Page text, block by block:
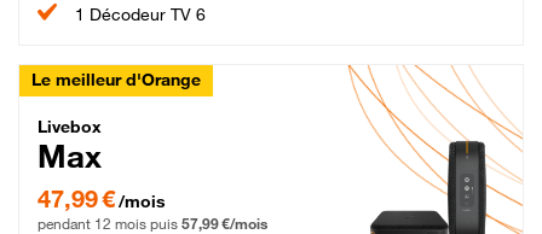
1 Décodeur TV 6
Le meilleur d'Orange
Livebox Max Fibre
Livebox
Max
47,99 € par mois pendant 12 mois puis 57,99 € par mois, Engagement 12 mois
47,99 €/mois
pendant 12 mois puis 57,99 €/mois